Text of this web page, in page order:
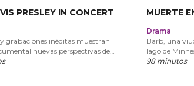
PRESLEY IN CONCERT
grabaciones inéditas muestran
nuevas perspectivas de
de Elvis Presley.
MUERTE
Drama
Barb, una
lago de
de esparcir las
98 minutos